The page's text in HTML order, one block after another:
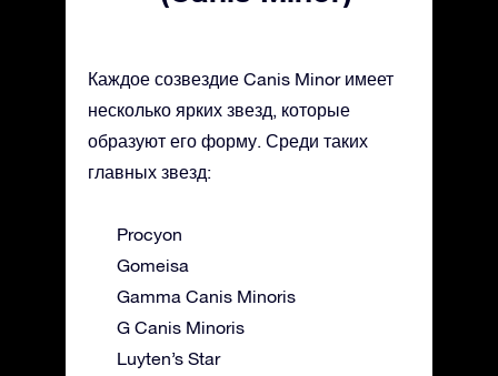
Каждое созвездие Canis Minor имеет
несколько ярких звезд, которые
образуют его форму. Среди таких
главных звезд:
Procyon
Gomeisa
Gamma Canis Minoris
G Canis Minoris
Luyten’s Star